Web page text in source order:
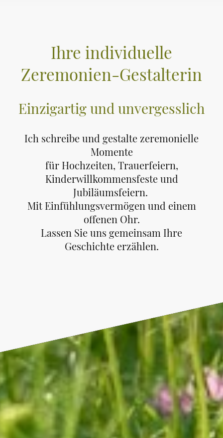
Ihre individuelle
Zeremonien-Gestalterin
Einzigartig und unvergesslich
Ich schreibe und gestalte zeremonielle
Momente
für Hochzeiten, Trauerfeiern,
Kinderwillkommensfeste und
Jubiläumsfeiern.
Mit Einfühlungsvermögen und einem
offenen Ohr.
Lassen Sie uns gemeinsam Ihre
Geschichte erzählen.